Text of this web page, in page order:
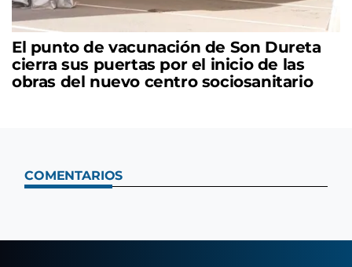
El punto de vacunación de Son Dureta
cierra sus puertas por el inicio de las
obras del nuevo centro sociosanitario
COMENTARIOS